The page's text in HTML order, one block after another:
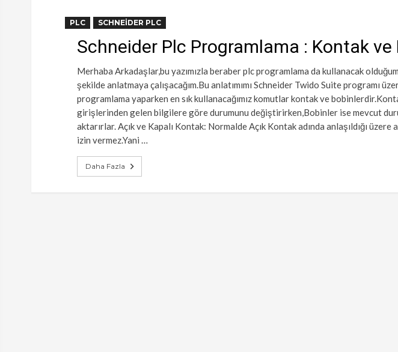
PLC SCHNEIDER PLC
Schneider Plc Programlama : Kontak ve
Merhaba Arkadaşlar,bu yazımızla beraber plc programlama da kullanacak
şekilde anlatmaya çalışacağım.Bu anlatımımı Schneider Twido Suite programı
programlama yaparken en sık kullanacağımız komutlar kontak ve
girişlerinden gelen bilgilere göre durumunu değiştirirken,Bobinler ise mevcut
aktarırlar. Açık ve Kapalı Kontak: Normalde Açık Kontak adında anlaşıldığı üzere
izin vermez.Yani …
Daha Fazla